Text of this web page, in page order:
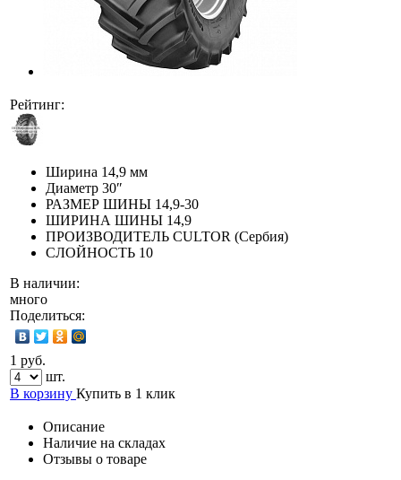
Рейтинг:
Ширина 14,9 мм
Диаметр 30″
РАЗМЕР ШИНЫ 14,9-30
ШИРИНА ШИНЫ 14,9
ПРОИЗВОДИТЕЛЬ CULTOR (Сербия)
СЛОЙНОСТЬ 10
В наличии:
много
Поделиться:
1 руб.
шт.
В корзину Купить в 1 клик
Описание
Наличие на складах
Отзывы о товаре